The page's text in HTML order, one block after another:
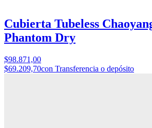
Cubierta Tubeless
Phantom Dry
$98.871,00
$69.209,70con Transferencia o depósito